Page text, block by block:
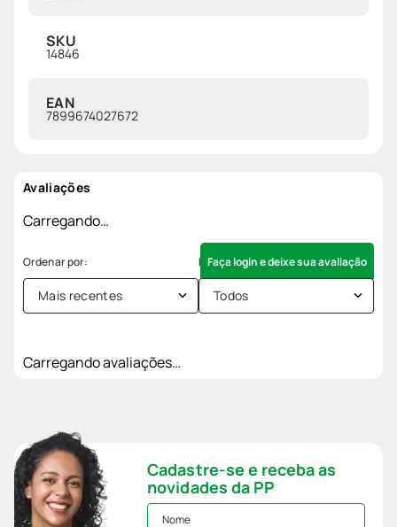
SKU
14846
EAN
7899674027672
Avaliações
Carregando…
Faça login e deixe sua avaliação
Mais recentes Todos
Carregando avaliações…
Cadastre-se e receba as
novidades da PP